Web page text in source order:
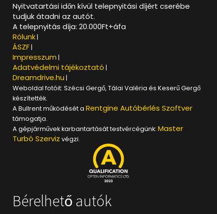
Nyitvatartási időn kívül telepnyitási díjért cserébe
tudjuk átadni az autót.
A telepnyitás díja: 20.000Ft+áfa
Rólunk|
ÁSZF|
Impresszum |
Adatvédelmi tájékoztató |
Dreamdrive.hu |
Weboldal fotóit: Szécsi Gergő, Tálai Valéria és Keserű Gergő
készítették.
A Bullrent működését aRentgine Autóbérlés Szoftver
támogatja.
A gépjárművek karbantartását testvércégünk:Master
Turbó Szerviz végzi.
Bérelhető autók